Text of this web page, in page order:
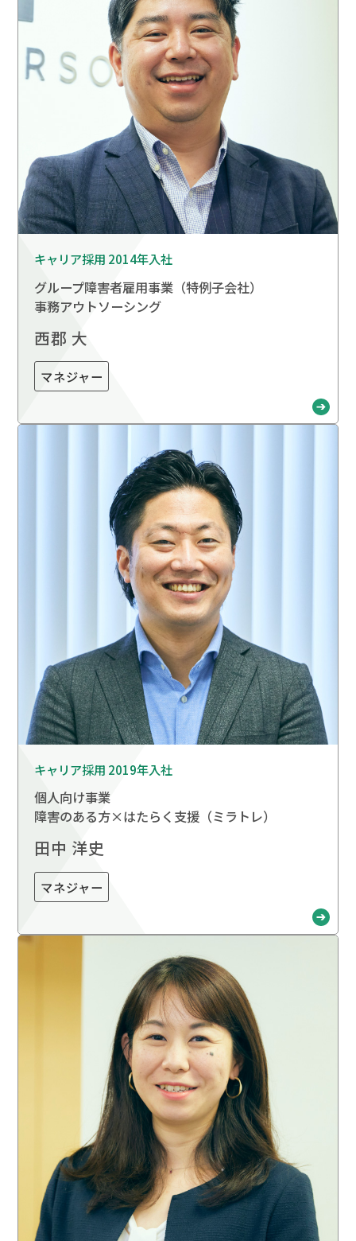
キャリア採用 2014年入社
グループ障害者雇用事業 （特例子会社）
事務アウトソーシング
西郡 大
マネジャー
キャリア採用 2019年入社
個人向け事業
障害のある方×はたらく支援（ミラトレ）
田中 洋史
マネジャー